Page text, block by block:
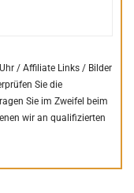
/ Affiliate Links / Bilder
Sie die
Sie im Zweifel beim
wir an qualifizierten